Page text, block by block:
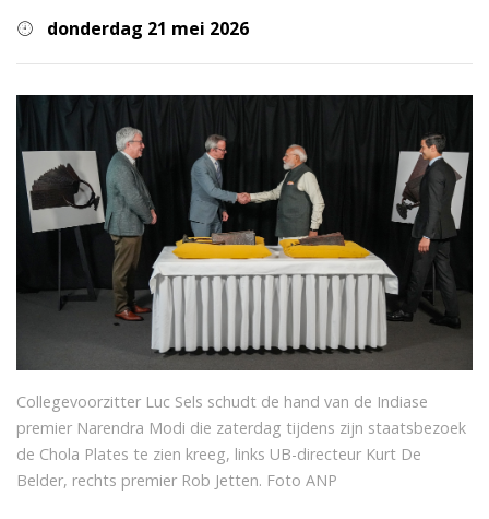
donderdag 21 mei 2026
Collegevoorzitter Luc Sels schudt de hand van de Indiase
premier Narendra Modi die zaterdag tijdens zijn staatsbezoek
de Chola Plates te zien kreeg, links UB-directeur Kurt De
Belder, rechts premier Rob Jetten. Foto ANP